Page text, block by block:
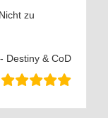
zu
Destiny & CoD